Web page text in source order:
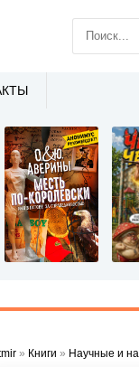
» Книги » Научные и